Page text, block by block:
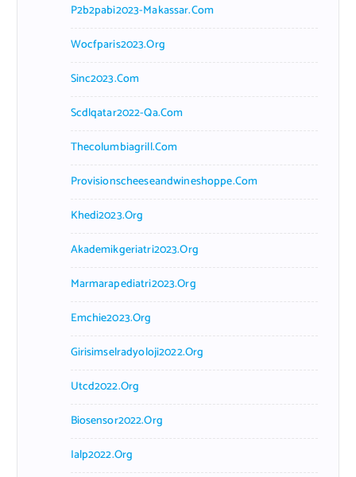
P2b2pabi2023-Makassar.com
Wocfparis2023.org
Sinc2023.com
Scdlqatar2022-Qa.com
Thecolumbiagrill.com
Provisionscheeseandwineshoppe.com
Khedi2023.org
Akademikgeriatri2023.org
Marmarapediatri2023.org
Emchie2023.org
Girisimselradyoloji2022.org
Utcd2022.org
Biosensor2022.org
Ialp2022.org